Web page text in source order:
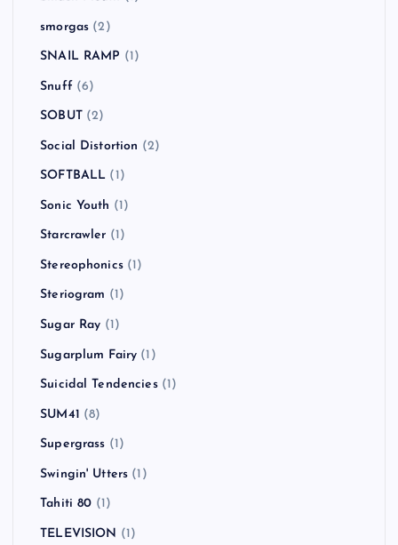
smorgas (2)
SNAIL RAMP (1)
Snuff (6)
SOBUT(2)
Social Distortion (2)
SOFTBALL (1)
Sonic Youth (1)
Starcrawler (1)
Stereophonics(1)
Steriogram (1)
Sugar Ray (1)
Sugarplum Fairy (1)
Suicidal Tendencies(1)
SUM41 (8)
Supergrass (1)
Swingin' Utters (1)
Tahiti 80 (1)
TELEVISION (1)